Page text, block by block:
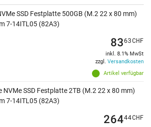
SSD Festplatte 500GB (M.2 22 x 80 mm)
7-14ITL05 (82A3)
Artikel verfügbar
8363CHF
inkl. 8.1% MwSt
zzgl. Versandkosten
NVMe SSD Festplatte 2TB (M.2 22 x 80 mm)
7-14ITL05 (82A3)
26444CHF